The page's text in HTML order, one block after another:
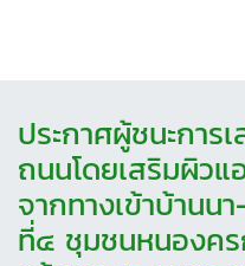
ประกาศผู้ชนะการ
ถนนโดยเสริมผิว
จากทางเข้าบ้านน
ที่๔ ชุมชนหนองค